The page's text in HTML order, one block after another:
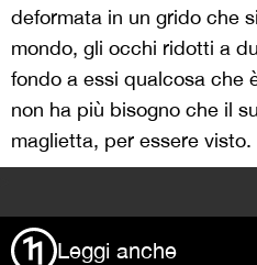
deformata in un grido che
mondo, gli occhi ridotti a
fondo a essi qualcosa che
non ha più bisogno che il
maglietta, per essere visto.
Leggi anche